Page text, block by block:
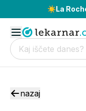
☀️La
nazaj